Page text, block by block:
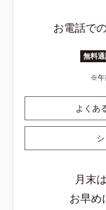
お電話で
無料
よくあ
月末
お早め